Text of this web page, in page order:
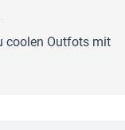
coolen Outfots mit